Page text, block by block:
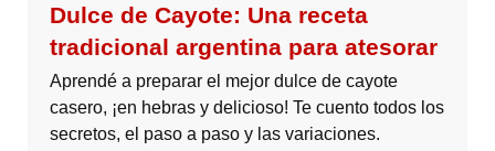
Dulce de Cayote: Una receta
tradicional argentina para atesorar
Aprendé a preparar el mejor dulce de cayote
casero, ¡en hebras y delicioso! Te cuento todos los
secretos, el paso a paso y las variaciones.